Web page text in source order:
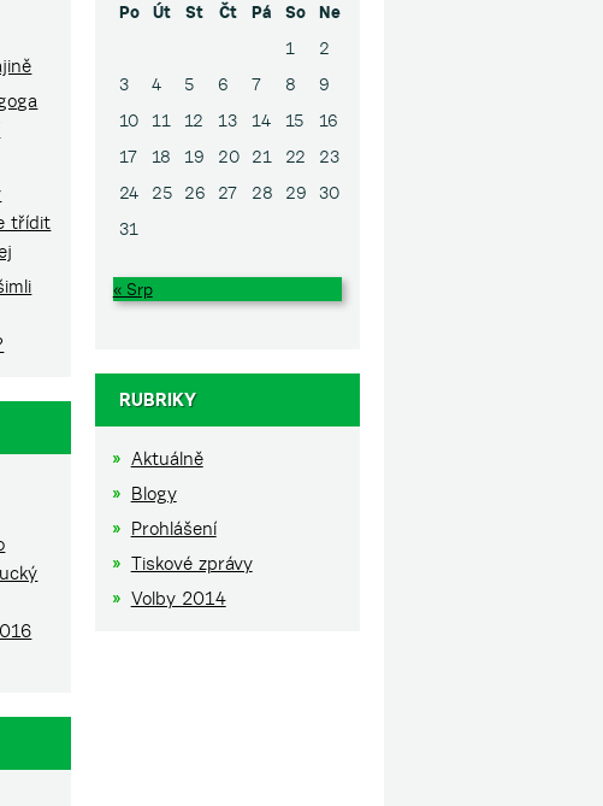
třídit
Po
Út St Čt Pá So
Ne
1
2
3
4 5 6 7 8
9
10
11 12 13 14 15
16
17
18 19 20 21 22
23
24
25 26 27 28 29
30
31
« Srp
RUBRIKY
Aktuálně
Blogy
Prohlášení
Tiskové zprávy
Volby 2014